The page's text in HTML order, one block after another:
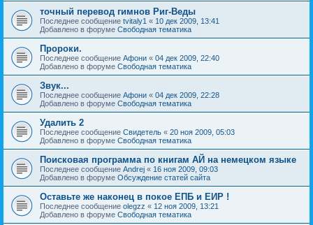
точный перевод гимнов Риг-Веды
Последнее сообщение tvitaly1 « 10 дек 2009, 13:41
Добавлено в форуме Свободная тематика
Пророки.
Последнее сообщение Афони « 04 дек 2009, 22:40
Добавлено в форуме Свободная тематика
Звук...
Последнее сообщение Афони « 04 дек 2009, 22:28
Добавлено в форуме Свободная тематика
Удалить 2
Последнее сообщение Свидетель « 20 ноя 2009, 05:03
Добавлено в форуме Свободная тематика
Поисковая программа по книгам АЙ на немецком языке
Последнее сообщение Andrej « 16 ноя 2009, 09:03
Добавлено в форуме Обсуждение статей сайта
Оставьте же наконец в покое ЕПБ и ЕИР !
Последнее сообщение olegzz « 12 ноя 2009, 13:21
Добавлено в форуме Свободная тематика